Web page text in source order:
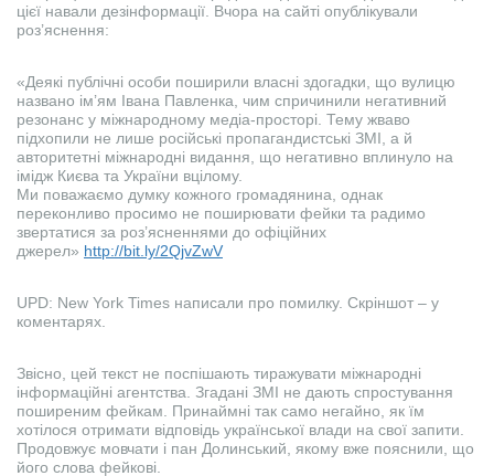
цієї навали дезінформації. Вчора на сайті опублікували
роз’яснення:
«Деякі публічні особи поширили власні здогадки, що вулицю
названо ім’ям Івана Павленка, чим спричинили негативний
резонанс у міжнародному медіа-просторі. Тему жваво
підхопили не лише російські пропагандистські ЗМІ, а й
авторитетні міжнародні видання, що негативно вплинуло на
імідж Києва та України вцілому.
Ми поважаємо думку кожного громадянина, однак
переконливо просимо не поширювати фейки та радимо
звертатися за роз’ясненнями до офіційних
джерел» http://bit.ly/2QjvZwV
UPD: New York Times написали про помилку. Скріншот – у
коментарях.
Звісно, цей текст не поспішають тиражувати міжнародні
інформаційні агентства. Згадані ЗМІ не дають спростування
поширеним фейкам. Принаймні так само негайно, як їм
хотілося отримати відповідь української влади на свої запити.
Продовжує мовчати і пан Долинський, якому вже пояснили, що
його слова фейкові.